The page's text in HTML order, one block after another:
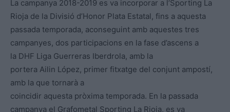
La campanya 2018-2019 es va incorporar a l’Sporting La
Rioja de la Divisió d’Honor Plata Estatal, fins a aquesta
passada temporada, aconseguint amb aquestes tres
campanyes, dos participacions en la fase d’ascens a
la DHF Liga Guerreras Iberdrola, amb la
portera Ailin López, primer fitxatge del conjunt ampostí,
amb la que tornarà a
coincidir aquesta pròxima temporada. En la passada
campanya el Grafometal Sporting La Rioja, es va